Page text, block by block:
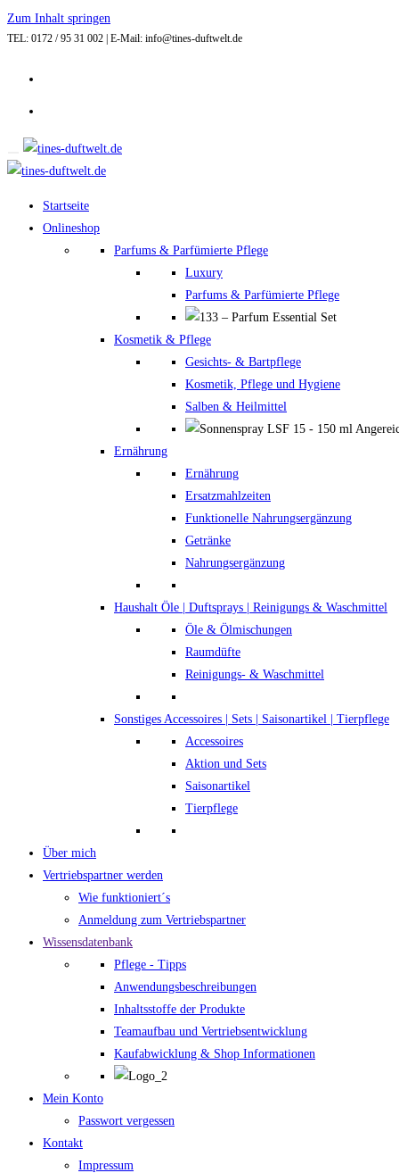
Zum Inhalt springen
TEL: 0172 / 95 31 002 | E-Mail: info@tines-duftwelt.de
Startseite
Onlineshop
Parfums & Parfümierte Pflege
Luxury
Parfums & Parfümierte Pflege
Kosmetik & Pflege
Gesichts- & Bartpflege
Kosmetik, Pflege und Hygiene
Salben & Heilmittel
Ernährung
Ernährung
Ersatzmahlzeiten
Funktionelle Nahrungsergänzung
Getränke
Nahrungsergänzung
Haushalt Öle | Duftsprays | Reinigungs & Waschmittel
Öle & Ölmischungen
Raumdüfte
Reinigungs- & Waschmittel
Sonstiges Accessoires | Sets | Saisonartikel | Tierpflege
Accessoires
Aktion und Sets
Saisonartikel
Tierpflege
Über mich
Vertriebspartner werden
Wie funktioniert´s
Anmeldung zum Vertriebspartner
Wissensdatenbank
Pflege - Tipps
Anwendungsbeschreibungen
Inhaltsstoffe der Produkte
Teamaufbau und Vertriebsentwicklung
Kaufabwicklung & Shop Informationen
Mein Konto
Passwort vergessen
Kontakt
Impressum